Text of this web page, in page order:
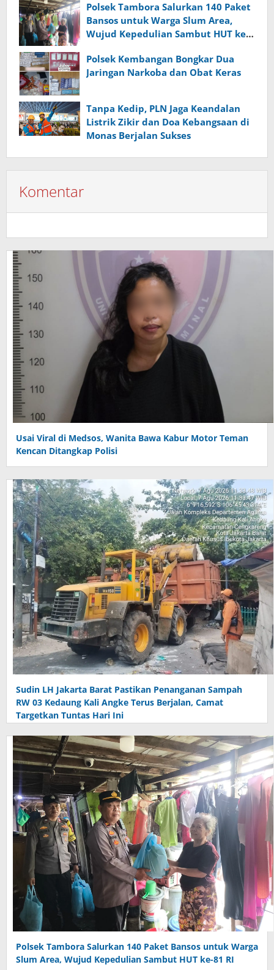
Polsek Tambora Salurkan 140 Paket
Bansos untuk Warga Slum Area,
Wujud Kepedulian Sambut HUT ke-
Polsek Kembangan Bongkar Dua
Jaringan Narkoba dan Obat Keras
Tanpa Kedip, PLN Jaga Keandalan
Listrik Zikir dan Doa Kebangsaan di
Monas Berjalan Sukses
Komentar
Usai Viral di Medsos, Wanita Bawa Kabur Motor Teman
Kencan Ditangkap Polisi
Sudin LH Jakarta Barat Pastikan Penanganan Sampah
RW 03 Kedaung Kali Angke Terus Berjalan, Camat
Targetkan Tuntas Hari Ini
Polsek Tambora Salurkan 140 Paket Bansos untuk Warga
Slum Area, Wujud Kepedulian Sambut HUT ke-81 RI